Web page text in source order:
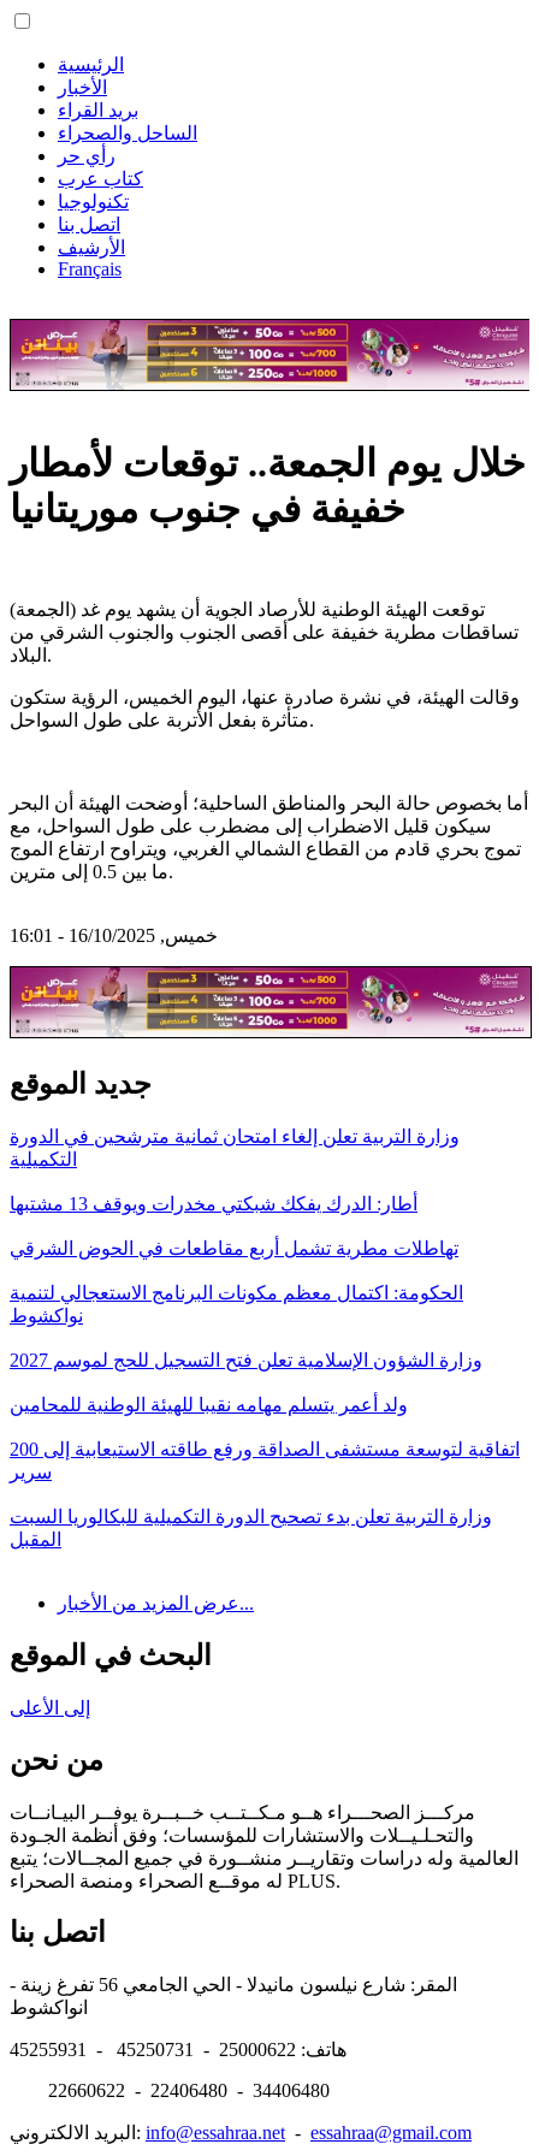
الرئيسية
الأخبار
بريد القراء
الساحل والصحراء
رأي حر
كتاب عرب
تكنولوجيا
اتصل بنا
الأرشيف
Français
خلال يوم الجمعة.. توقعات لأمطار
خفيفة في جنوب موريتانيا
توقعت الهيئة الوطنية للأرصاد الجوية أن يشهد يوم غد (الجمعة)
تساقطات مطرية خفيفة على أقصى الجنوب والجنوب الشرقي من
البلاد.
وقالت الهيئة، في نشرة صادرة عنها، اليوم الخميس، الرؤية ستكون
متأثرة بفعل الأتربة على طول السواحل.
أما بخصوص حالة البحر والمناطق الساحلية؛ أوضحت الهيئة أن البحر
سيكون قليل الاضطراب إلى مضطرب على طول السواحل، مع
تموج بحري قادم من القطاع الشمالي الغربي، ويتراوح ارتفاع الموج
ما بين 0.5 إلى مترين.
خميس, 16/10/2025 - 16:01
جديد الموقع
وزارة التربية تعلن إلغاء امتحان ثمانية مترشحين في الدورة
التكميلية
أطار: الدرك يفكك شبكتي مخدرات ويوقف 13 مشتبها
تهاطلات مطرية تشمل أربع مقاطعات في الحوض الشرقي
الحكومة: اكتمال معظم مكونات البرنامج الاستعجالي لتنمية
نواكشوط
وزارة الشؤون الإسلامية تعلن فتح التسجيل للحج لموسم 2027
ولد أعمر يتسلم مهامه نقيبا للهيئة الوطنية للمحامين
اتفاقية لتوسعة مستشفى الصداقة ورفع طاقته الاستيعابية إلى 200
سرير
وزارة التربية تعلن بدء تصحيح الدورة التكميلية للبكالوريا السبت
المقبل
عرض المزيد من الأخبار...
البحث في الموقع
إلى الأعلى
من نحن
مركـــز الصحـــراء هــو مـكــتــب خــبــرة يوفــر البيـانــات
والتحـلـيــلات والاستشارات للمؤسسات؛ وفق أنظمة الجـودة
العالمية وله دراسات وتقاريــر منشــورة في جميع المجــالات؛ يتبع
له موقــع الصحراء ومنصة الصحراء PLUS.
اتصل بنا
المقر: شارع نيلسون مانيدلا - الحي الجامعي 56 تفرغ زينة -
هاتف: 25000622 - 45250731 - 45255931
22660622 - 22406480 - 34406480
البريد الالكتروني: info@essahraa.net - essahraa@gmail.com